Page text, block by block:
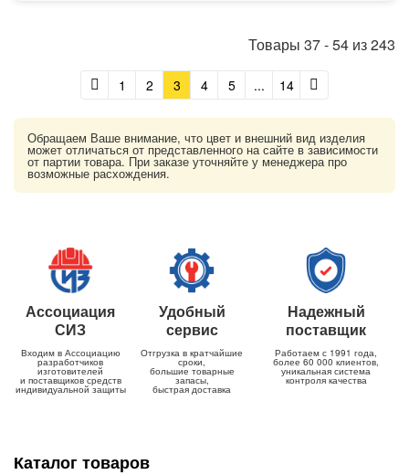
Товары 37-54 из243
1 2 3 4 5 ... 14
Обращаем Ваше внимание, что цвет и внешний вид изделия
может отличаться от представленного на сайте в зависимости
от партии товара. При заказе уточняйте у менеджера про
возможные расхождения.
Ассоциация
СИЗ
Входим в Ассоциацию
разработчиков
изготовителей
и поставщиков средств
индивидуальной защиты
Удобный
сервис
Отгрузка в кратчайшие
сроки,
большие товарные
запасы,
быстрая доставка
Надежный
поставщик
Работаем с 1991 года,
более 60 000 клиентов,
уникальная система
контроля качества
Каталог товаров